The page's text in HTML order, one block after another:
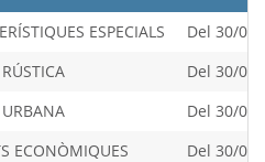
ESPECIALS
Del 30/
Del 30/
Del 30/
ECONÒMIQUES
Del 30/